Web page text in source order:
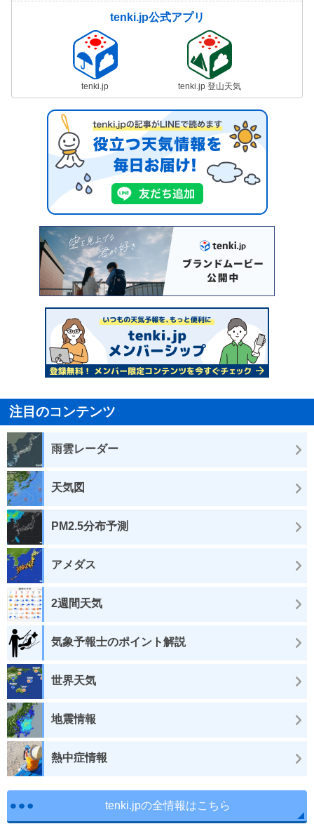
tenki.jp公式アプリ
tenki.jp tenki.jp 登山天気
注目のコンテンツ
雨雲レーダー
天気図
PM2.5分布予測
アメダス
2週間天気
気象予報士のポイント解説
世界天気
地震情報
熱中症情報
tenki.jpの全情報はこちら